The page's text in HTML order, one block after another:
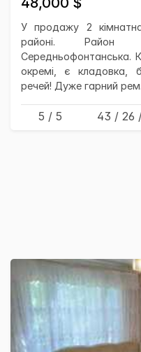
У продажу 2
районі. Район
Середньофонтанська.
окремі, є кладовка,
речей! Дуже гарний
5 / 5 43 / 26